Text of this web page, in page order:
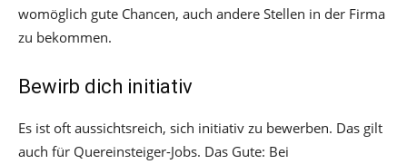
womöglich gute Chancen, auch andere Stellen in der Firma
zu bekommen.
Bewirb dich initiativ
Es ist oft aussichtsreich, sich initiativ zu bewerben. Das gilt
auch für Quereinsteiger-Jobs. Das Gute: Bei